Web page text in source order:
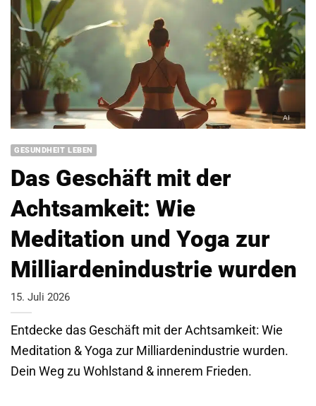
GESUNDHEIT LEBEN
Das Geschäft mit der
Achtsamkeit: Wie
Meditation und Yoga zur
Milliardenindustrie wurden
15. Juli 2026
Entdecke das Geschäft mit der Achtsamkeit: Wie
Meditation & Yoga zur Milliardenindustrie wurden.
Dein Weg zu Wohlstand & innerem Frieden.